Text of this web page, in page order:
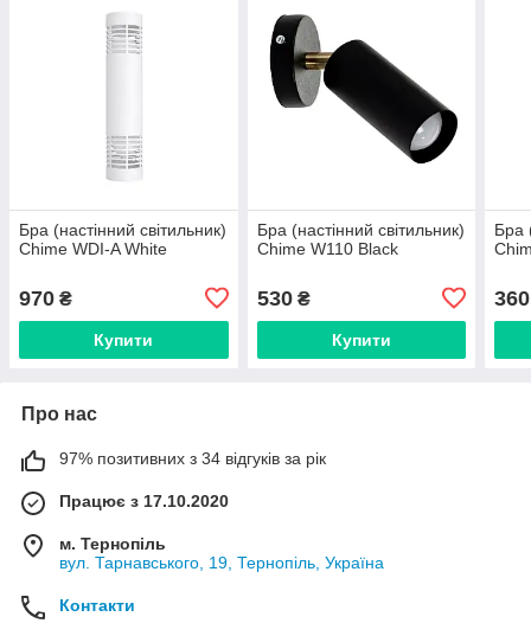
Бра (настінний світильник)
Chime WDI-A White
970 ₴
Купити
Бра (настінний світильник)
Chime W110 Black
530₴
Купити
Бра
360
Про нас
97% позитивних з 34 відгуків за рік
Працює з 17.10.2020
м. Тернопіль
вул. Тарнавського, 19, Тернопіль, Україна
Контакти